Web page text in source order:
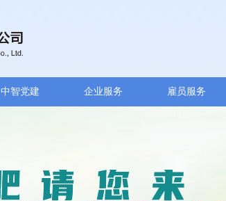
中智党建 企业服务 雇员服务